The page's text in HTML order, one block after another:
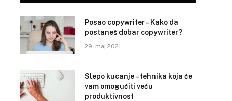
Posao copywriter – Kako da
postaneš dobar copywriter?
29. maj 2021.
Slepo kucanje – tehnika koja će
vam omogućiti veću
produktivnost